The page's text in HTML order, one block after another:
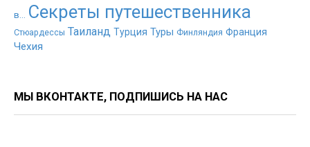
в... Секреты путешественника
Стюардессы Таиланд Турция Туры Финляндия Франция
Чехия
МЫ ВКОНТАКТЕ, ПОДПИШИСЬ НА НАС